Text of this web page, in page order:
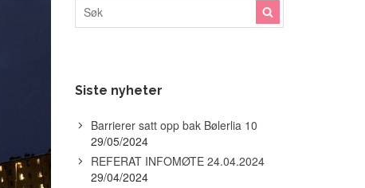
Siste nyheter
Barrierer satt opp bak Bølerlia 10
29/05/2024
REFERAT INFOMØTE 24.04.2024
29/04/2024